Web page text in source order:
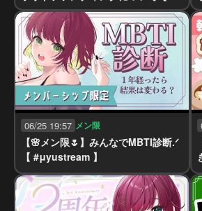
yustream 】
06/25 19:57 メン限
【🌸メン限🌷】みんなでMBTI診断.ᐟ
【 #μyustream 】